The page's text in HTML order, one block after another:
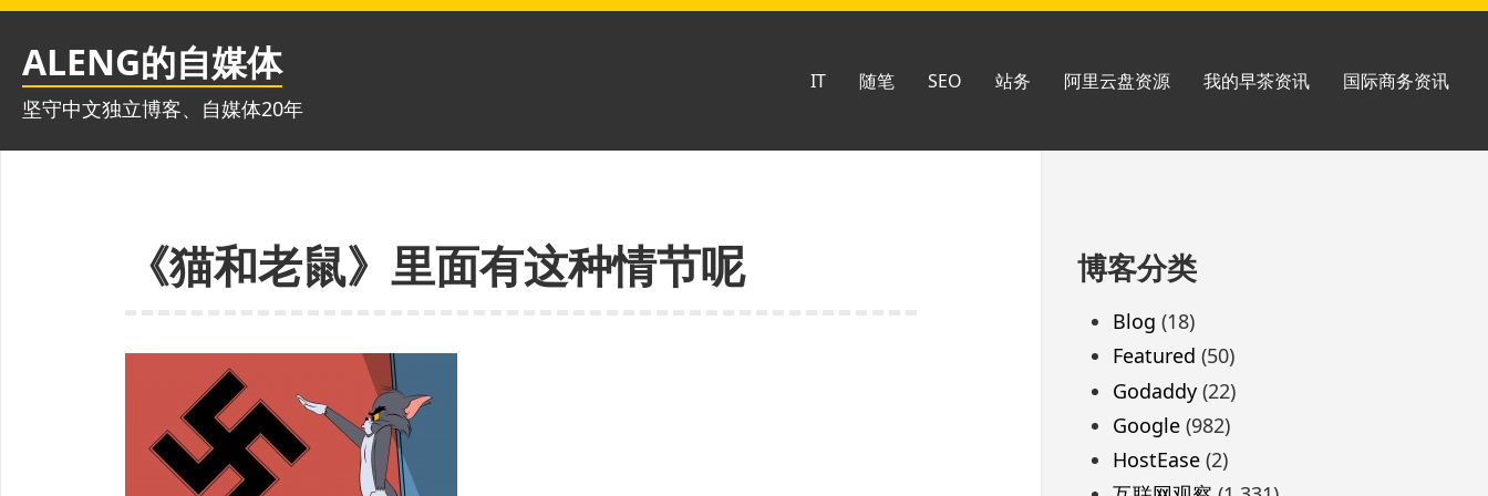
跳
ALENG的自媒体
坚守中文独立博客、自媒体20年
IT 随笔 SEO 站务 阿里云盘资源 我的早茶资讯 国际商务资讯
《猫和老鼠》里面有这种情节呢
至
脚
博客分类
Blog (18)
Featured (50)
Godaddy(22)
Google(982)
HostEase(2)